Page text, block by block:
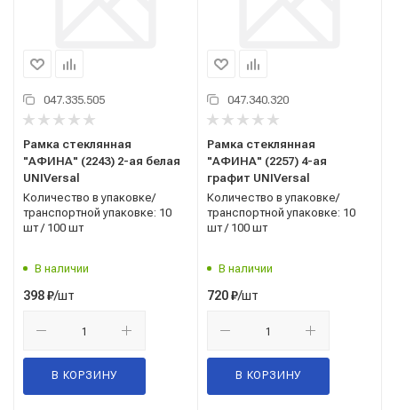
047.335.505
Рамка стеклянная
"АФИНА" (2243) 2-ая белая
UNIVersal
Количество в упаковке/
транспортной упаковке: 10
шт / 100 шт
В наличии
398₽/шт
В КОРЗИНУ
047.340.320
Рамка стеклянная
"АФИНА" (2257) 4-ая
графит UNIVersal
Количество в упаковке/
транспортной упаковке: 10
шт / 100 шт
В наличии
720₽/шт
В КОРЗИНУ